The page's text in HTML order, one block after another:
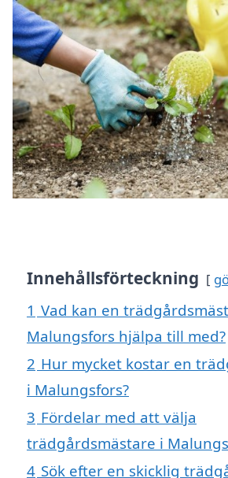
Innehållsförteckning
1 Vad kan en
Malungsfors hjälpa till med?
2 Hur mycket kostar en
i Malungsfors?
3 Fördelar med att välja
trädgårdsmästare i
4 Sök efter en skicklig